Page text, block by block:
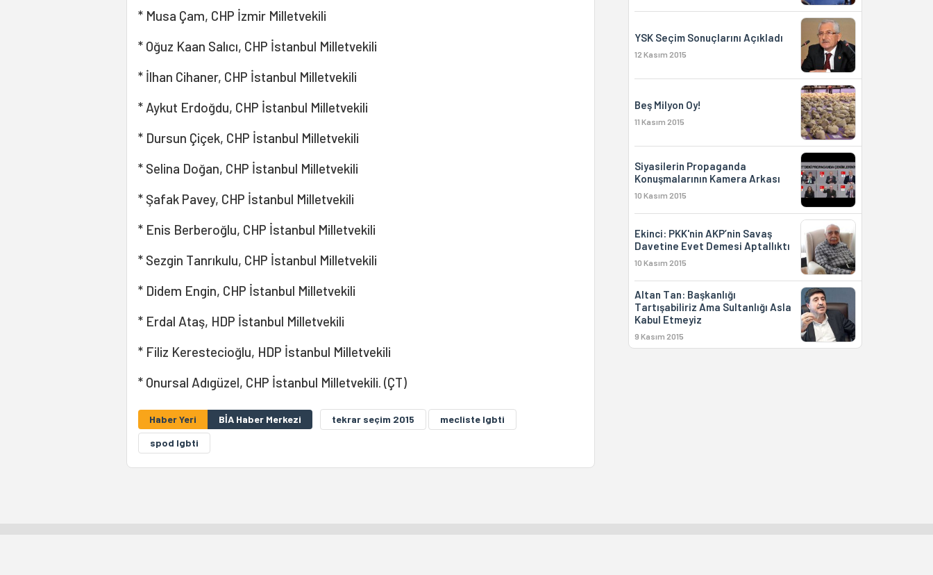
* Musa Çam, CHP İzmir Milletvekili
* Oğuz Kaan Salıcı, CHP İstanbul Milletvekili
* İlhan Cihaner, CHP İstanbul Milletvekili
* Aykut Erdoğdu, CHP İstanbul Milletvekili
* Dursun Çiçek, CHP İstanbul Milletvekili
* Selina Doğan, CHP İstanbul Milletvekili
* Şafak Pavey, CHP İstanbul Milletvekili
* Enis Berberoğlu, CHP İstanbul Milletvekili
* Sezgin Tanrıkulu, CHP İstanbul Milletvekili
* Didem Engin, CHP İstanbul Milletvekili
* Erdal Ataş, HDP İstanbul Milletvekili
* Filiz Kerestecioğlu, HDP İstanbul Milletvekili
* Onursal Adıgüzel, CHP İstanbul Milletvekili. (ÇT)
Haber Yeri BİA Haber Merkezi tekrar seçim 2015
mecliste lgbti
spod lgbti
YSK Seçim Sonuçlarını Açıkladı
12 Kasım 2015
Beş Milyon Oy!
11 Kasım 2015
Siyasilerin Propaganda
Konuşmalarının Kamera Arkası
10 Kasım 2015
Ekinci: PKK'nin AKP’nin Savaş
Davetine Evet Demesi Aptallıktı
10 Kasım 2015
Altan Tan: Başkanlığı
Tartışabiliriz Ama Sultanlığı Asla
Kabul Etmeyiz
9 Kasım 2015